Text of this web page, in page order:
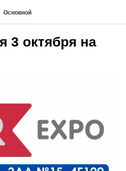
Основной
3 октября на